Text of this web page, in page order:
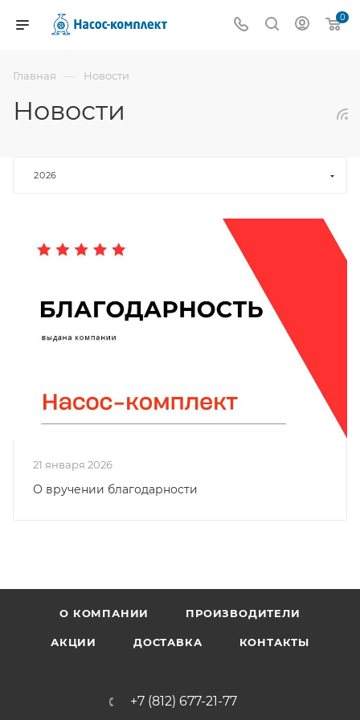
0
Главная — Новости
Новости
2026
21 января 2026
О вручении благодарности
О КОМПАНИИ ПРОИЗВОДИТЕЛИ
АКЦИИ ДОСТАВКА КОНТАКТЫ
+7 (812) 677-21-77